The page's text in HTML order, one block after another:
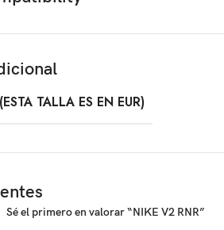
TALLA ES EN EUR)
Sé el primero en valorar “NIKE V2 RNR”